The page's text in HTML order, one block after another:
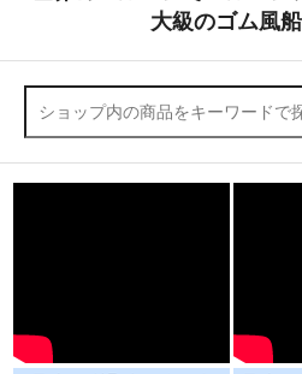
大級のゴム風